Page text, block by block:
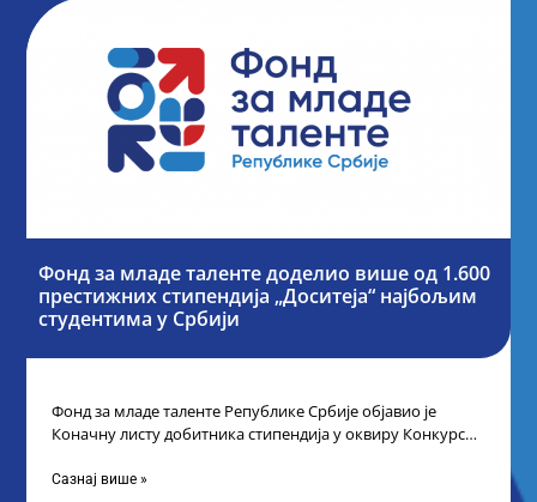
Фонд за младе таленте доделио више од 1.600
престижних стипендија „Доситеја“ најбољим
студентима у Србији
Фонд за младе таленте Републике Србије објавио је
Коначну листу добитника стипендија у оквиру Конкурса
Сазнај више »